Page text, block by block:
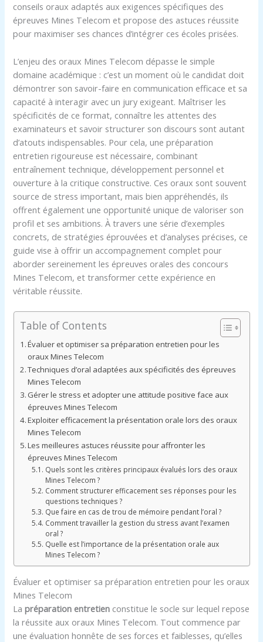
conseils oraux adaptés aux exigences spécifiques des
épreuves Mines Telecom et propose des astuces réussite
pour maximiser ses chances d’intégrer ces écoles prisées.
L’enjeu des oraux Mines Telecom dépasse le simple
domaine académique : c’est un moment où le candidat doit
démontrer son savoir-faire en communication efficace et sa
capacité à interagir avec un jury exigeant. Maîtriser les
spécificités de ce format, connaître les attentes des
examinateurs et savoir structurer son discours sont autant
d’atouts indispensables. Pour cela, une préparation
entretien rigoureuse est nécessaire, combinant
entraînement technique, développement personnel et
ouverture à la critique constructive. Ces oraux sont souvent
source de stress important, mais bien appréhendés, ils
offrent également une opportunité unique de valoriser son
profil et ses ambitions. À travers une série d’exemples
concrets, de stratégies éprouvées et d’analyses précises, ce
guide vise à offrir un accompagnement complet pour
aborder sereinement les épreuves orales des concours
Mines Telecom, et transformer cette expérience en
véritable réussite.
Table of Contents
Évaluer et optimiser sa préparation entretien pour les
oraux Mines Telecom
Techniques d’oral adaptées aux spécificités des épreuves
Mines Telecom
Gérer le stress et adopter une attitude positive face aux
épreuves Mines Telecom
Exploiter efficacement la présentation orale lors des oraux
Mines Telecom
Les meilleures astuces réussite pour affronter les
épreuves Mines Telecom
Quels sont les critères principaux évalués lors des oraux
Mines Telecom ?
Comment structurer efficacement ses réponses pour les
questions techniques ?
Que faire en cas de trou de mémoire pendant l’oral ?
Comment travailler la gestion du stress avant l’examen
oral ?
Quelle est l’importance de la présentation orale aux
Mines Telecom ?
Évaluer et optimiser sa préparation entretien pour les oraux
Mines Telecom
Lapréparation entretien constitue le socle sur lequel repose
la réussite aux oraux Mines Telecom. Tout commence par
une évaluation honnête de ses forces et faiblesses, qu’elles